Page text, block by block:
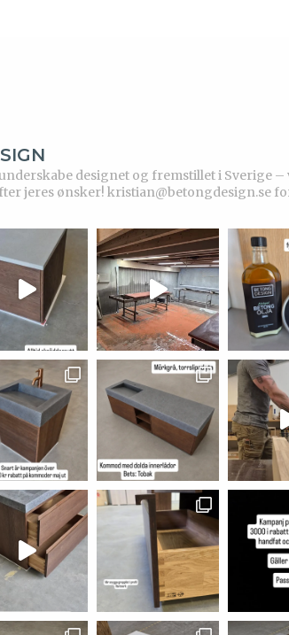
designet og fremstillet i Sverige –
jeres ønsker! kristian@betongdesign.se